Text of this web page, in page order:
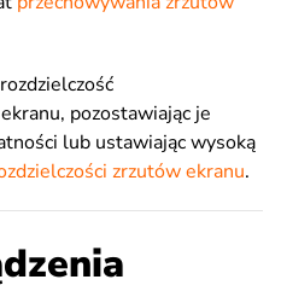
pozostawiając je
lub ustawiając wysoką
zrzutów ekranu.